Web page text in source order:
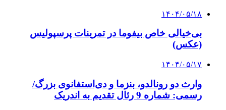
۱۴۰۴/۰۵/۱۸
بی‌خیالی خاص بیفوما در تمرینات پرسپولیس
(عکس)
۱۴۰۴/۰۵/۱۷
وارث دو رونالدو، بنزما و دی‌استفانوی بزرگ/
رسمی: شماره 9 رئال تقدیم به اندریک